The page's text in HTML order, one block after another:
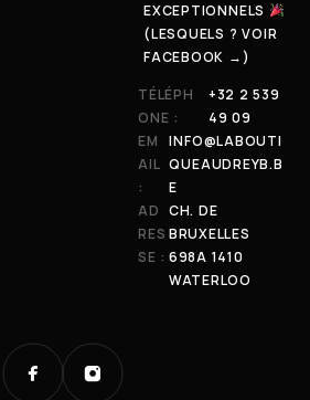
EXCEPTIONNELS
(LESQUELS ? VOIR
FACEBOOK →)
TÉLÉPH
ONE :
+32 2 539
49 09
EM
AIL
:
INFO@LABOUTI
QUEAUDREYB.B
E
AD
RES
SE :
CH. DE
BRUXELLES
698A 1410
WATERLOO